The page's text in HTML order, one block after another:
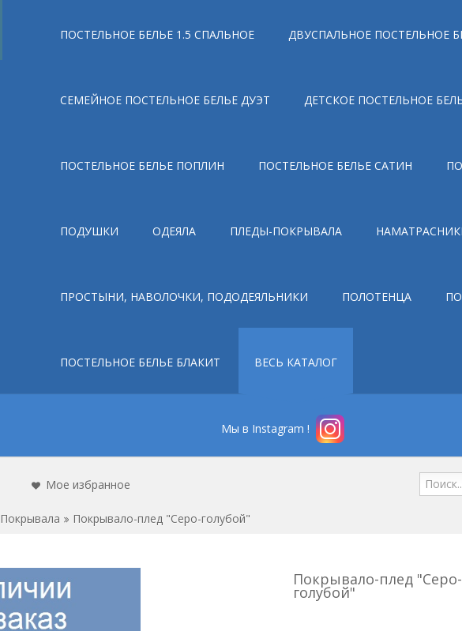
ПОСТЕЛЬНОЕ БЕЛЬЕ 1.5 СПАЛЬНОЕ ДВУСПАЛЬНОЕ ПОСТЕЛЬНОЕ
СЕМЕЙНОЕ ПОСТЕЛЬНОЕ БЕЛЬЕ ДУЭТ ДЕТСКОЕ ПОСТЕЛЬНОЕ
ПОСТЕЛЬНОЕ БЕЛЬЕ ПОПЛИН ПОСТЕЛЬНОЕ БЕЛЬЕ САТИН
ПОДУШКИ ОДЕЯЛА ПЛЕДЫ-ПОКРЫВАЛА
ПРОСТЫНИ, НАВОЛОЧКИ, ПОДОДЕЯЛЬНИКИ ПОЛОТЕНЦА
ПОСТЕЛЬНОЕ БЕЛЬЕ БЛАКИТ ВЕСЬ КАТАЛОГ
Мы в Instagram !
Мое избранное
Покрывала Покрывало-плед "Серо-голубой"
Покрывало-плед "Серо-
голубой"